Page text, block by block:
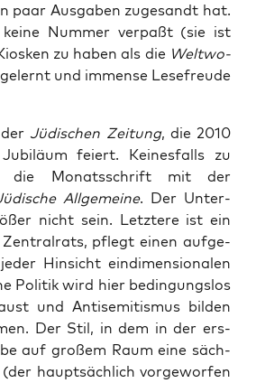
paar Aus­ga­ben zuge­sandt hat.
Num­mer ver­paßt (sie ist
zu haben als die Welt­wo­
und immense Lese­freu­de
derJüdi­schen Zei­tung, die 2010
fei­ert. Kei­nes­falls zu
die Monats­schrift mit der
All­ge­mei­ne. Der Unter­
nicht sein. Letz­te­re ist ein
Zen­tral­rats, pflegt einen auf­ge­
Hin­sicht ein­di­men­sio­na­len
Poli­tik wird hier bedin­gungs­los
und Anti­se­mi­tis­mus bil­den
Der Stil, in dem in der ers­
auf gro­ßem Raum eine säch­
haupt­säch­lich vor­ge­wor­fen